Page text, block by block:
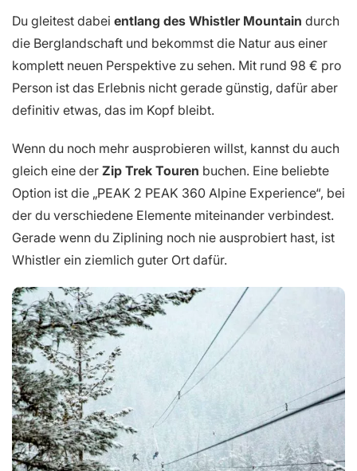
Du gleitest dabei entlang des Whistler Mountain durch
die Berglandschaft und bekommst die Natur aus einer
komplett neuen Perspektive zu sehen. Mit rund 98 € pro
Person ist das Erlebnis nicht gerade günstig, dafür aber
definitiv etwas, das im Kopf bleibt.
Wenn du noch mehr ausprobieren willst, kannst du auch
gleich eine der Zip Trek Touren buchen. Eine beliebte
Option ist die „PEAK 2 PEAK 360 Alpine Experience“, bei
der du verschiedene Elemente miteinander verbindest.
Gerade wenn du Ziplining noch nie ausprobiert hast, ist
Whistler ein ziemlich guter Ort dafür.